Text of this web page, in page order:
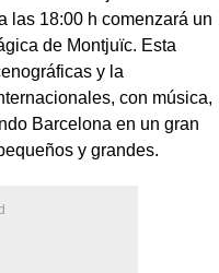
las 18:00 h comenzará un
de Montjuïc. Esta
y la
con música,
Barcelona en un gran
y grandes.